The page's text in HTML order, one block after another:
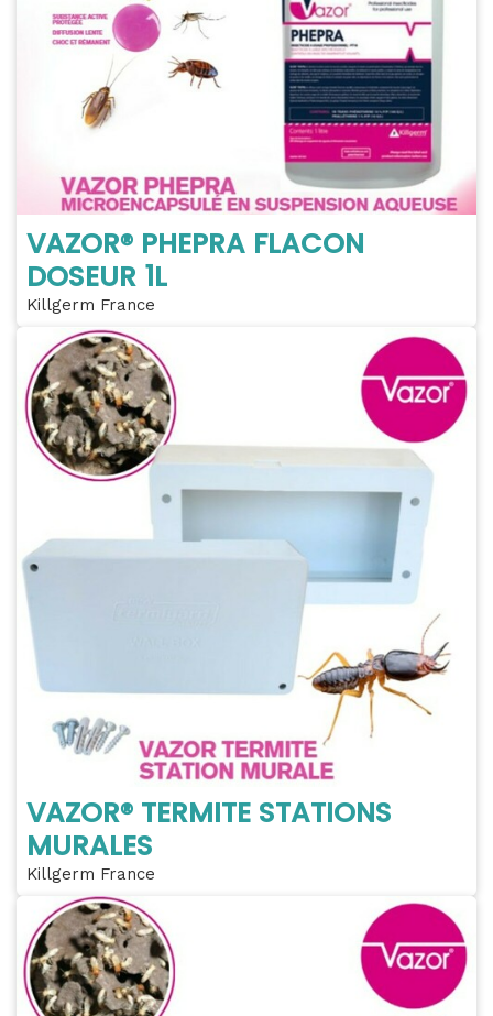
VAZOR® PHEPRA FLACON
DOSEUR 1L
Killgerm France
VAZOR® TERMITE STATIONS
MURALES
Killgerm France